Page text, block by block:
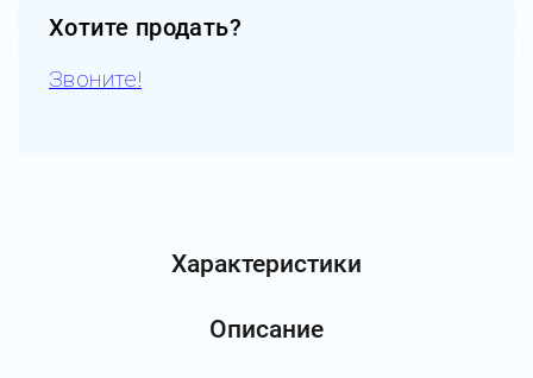
Хотите продать?
Звоните!
Характеристики
Описание